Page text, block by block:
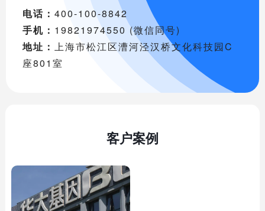
电话： 400-100-8842
手机： 19821974550 (微信同号)
地址： 上海市松江区漕河泾汉桥文化科技园C
座801室
客户案例